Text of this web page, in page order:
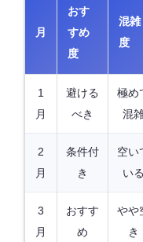
月
おす
すめ
度
混雑
度
1
月
避ける
べき
極め
混
2
月
条件付
き
空い
いる
3
月
おすす
め
やや
き